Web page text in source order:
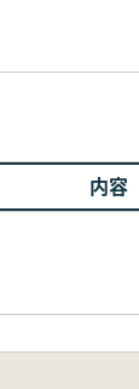
内容